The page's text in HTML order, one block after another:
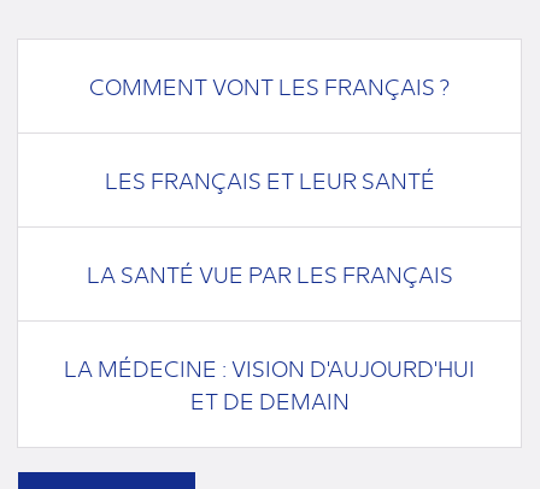
COMMENT VONT LES FRANÇAIS ?
LES FRANÇAIS ET LEUR SANTÉ
LA SANTÉ VUE PAR LES FRANÇAIS
LA MÉDECINE : VISION D'AUJOURD'HUI
ET DE DEMAIN